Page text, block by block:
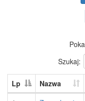
Szukaj:
Lp Nazwa